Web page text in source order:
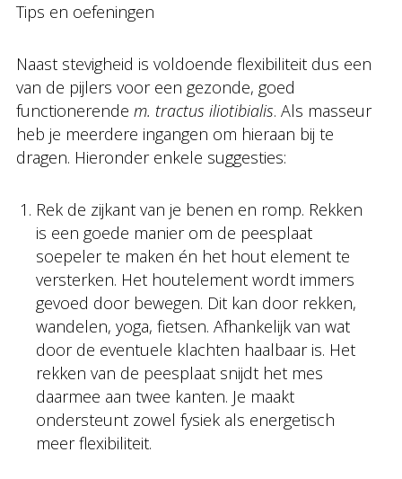
Tips en oefeningen
Naast stevigheid is voldoende flexibiliteit dus een
van de pijlers voor een gezonde, goed
functionerende m. tractus iliotibialis. Als masseur
heb je meerdere ingangen om hieraan bij te
dragen. Hieronder enkele suggesties:
Rek de zijkant van je benen en romp. Rekken
is een goede manier om de peesplaat
soepeler te maken én het hout element te
versterken. Het houtelement wordt immers
gevoed door bewegen. Dit kan door rekken,
wandelen, yoga, fietsen. Afhankelijk van wat
door de eventuele klachten haalbaar is. Het
rekken van de peesplaat snijdt het mes
daarmee aan twee kanten. Je maakt
ondersteunt zowel fysiek als energetisch
meer flexibiliteit.